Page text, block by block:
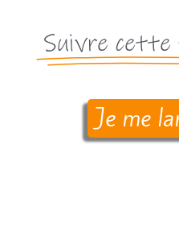
Suivre cette
Je me